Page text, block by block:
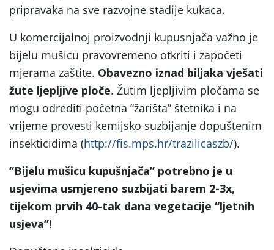
pripravaka na sve razvojne stadije kukaca.
U komercijalnoj proizvodnji kupusnjača važno je
bijelu mušicu pravovremeno otkriti i započeti
mjerama zaštite. Obavezno iznad biljaka vješati
žute ljepljive ploče. Žutim ljepljivim pločama se
mogu odrediti početna “žarišta” štetnika i na
vrijeme provesti kemijsko suzbijanje dopuštenim
insekticidima (http://fis.mps.hr/trazilicaszb/).
“Bijelu mušicu kupušnjača” potrebno je u
usjevima usmjereno suzbijati barem 2-3x,
tijekom prvih 40-tak dana vegetacije “ljetnih
usjeva”!